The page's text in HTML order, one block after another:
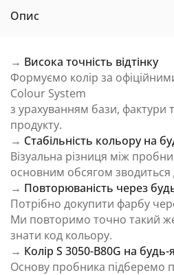
Опис
→ Висока точність відтінку
Формуємо колір за
Colour System
з урахуванням бази, фактури
продукту.
→ Стабільність кольору на
Візуальна різниця між
основним обсягом зводиться
→ Повторюваність через
Потрібно докупити фарбу
Ми повторимо точно такий же
знати код кольору.
→ Колір S 3050-B80G на
Основу пробника підберемо